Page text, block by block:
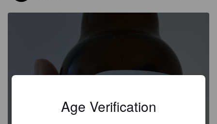
Age Verification